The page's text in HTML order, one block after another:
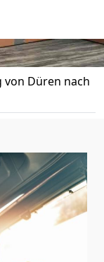
von Düren nach